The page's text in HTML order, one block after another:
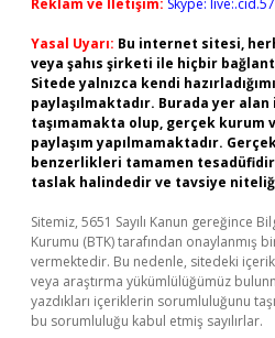
Reklam ve İletişim: Skype:
Yasal Uyarı: Bu internet sitesi,
veya şahıs şirketi ile hiçbir
Sitede yalnızca kendi
paylaşılmaktadır. Burada yer
taşımamakta olup, gerçek kurum
paylaşım yapılmamaktadır.
benzerlikleri tamamen
taslak halindedir ve tavsiye
Sitemiz, 5651 Sayılı Kanun gereğince
Kurumu (BTK) tarafından onaylanmış
vermektedir. Bu nedenle, sitedeki
veya araştırma yükümlülüğümüz
yazdıkları içeriklerin sorumluluğunu
bu sorumluluğu kabul etmiş sayılırlar.